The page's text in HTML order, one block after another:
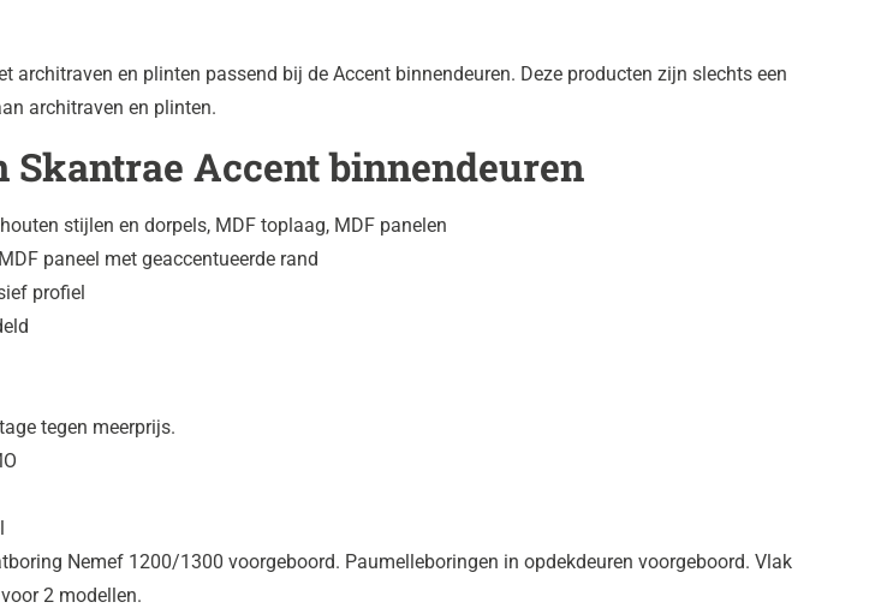
architraven en plinten passend bij de Accent binnendeuren. Deze producten zijn slechts een
architraven en plinten.
Skantrae Accent binnendeuren
stijlen en dorpels, MDF toplaag, MDF panelen
paneel met geaccentueerde rand
profiel
tegen meerprijs.
Nemef 1200/1300 voorgeboord. Paumelleboringen in opdekdeuren voorgeboord. Vlak
2 modellen.